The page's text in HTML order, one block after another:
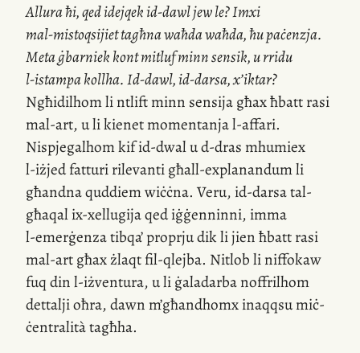
Allura ħi, qed idejqekid-dawljew le? Imxi
mal-mistoqsijiettagħna waħda waħda, ħu paċenzja.
Meta ġbarniek kont mitluf minn sensik, u rridu
l-istampakollha.Id-dawl,id-darsa,x’iktar?
Ngħidilhom li ntlift minn sensija għax ħbatt rasi
mal-art, u li kienet momentanjal-affari.
Nispjegalhom kifid-dwalud-dras mhumiex
l-iżjedfatturi rilevanti għall-explanandum li
għandna quddiem wiċċna. Veru, id-darsatal-
għaqalix-xellugijaqed iġġenninni, imma
l-emerġenzatibqa’ proprju dik li jien ħbatt rasi
mal-artgħax żlaqtfil-qlejba. Nitlob li niffokaw
fuq dinl-iżventura, u li ġaladarba noffrilhom
dettalji oħra, dawn m’għandhomx inaqqsu miċ-
ċentralità tagħha.